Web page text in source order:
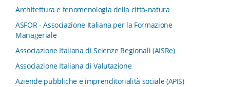
Architettura e fenomenologia della città-natura
ASFOR - Associazione Italiana per la Formazione
Manageriale
Associazione Italiana di Scienze Regionali (AISRe)
Associazione Italiana di Valutazione
Aziende pubbliche e imprenditorialità sociale (APIS)